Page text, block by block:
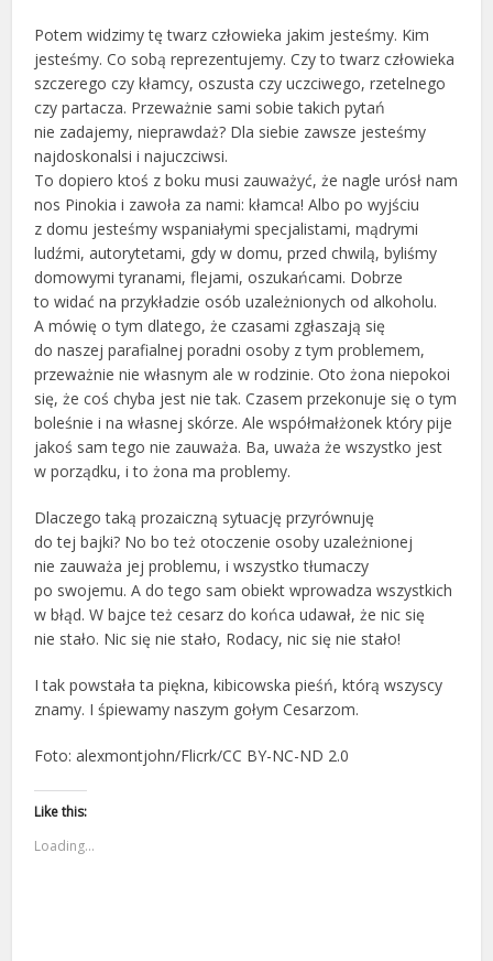
Potem widzimy tę twarz człowieka jakim jesteśmy. Kim
jesteśmy. Co sobą reprezentujemy. Czy to twarz człowieka
szczerego czy kłamcy, oszusta czy uczciwego, rzetelnego
czy partacza. Przeważnie sami sobie takich pytań
nie zadajemy, nieprawdaż? Dla siebie zawsze jesteśmy
najdoskonalsi i najuczciwsi.
To dopiero ktoś z boku musi zauważyć, że nagle urósł nam
nos Pinokia i zawoła za nami: kłamca! Albo po wyjściu
z domu jesteśmy wspaniałymi specjalistami, mądrymi
ludźmi, autorytetami, gdy w domu, przed chwilą, byliśmy
domowymi tyranami, flejami, oszukańcami. Dobrze
to widać na przykładzie osób uzależnionych od alkoholu.
A mówię o tym dlatego, że czasami zgłaszają się
do naszej parafialnej poradni osoby z tym problemem,
przeważnie nie własnym ale w rodzinie. Oto żona niepokoi
się, że coś chyba jest nie tak. Czasem przekonuje się o tym
boleśnie i na własnej skórze. Ale współmałżonek który pije
jakoś sam tego nie zauważa. Ba, uważa że wszystko jest
w porządku, i to żona ma problemy.
Dlaczego taką prozaiczną sytuację przyrównuję
do tej bajki? No bo też otoczenie osoby uzależnionej
nie zauważa jej problemu, i wszystko tłumaczy
po swojemu. A do tego sam obiekt wprowadza wszystkich
w błąd. W bajce też cesarz do końca udawał, że nic się
nie stało. Nic się nie stało, Rodacy, nic się nie stało!
I tak powstała ta piękna, kibicowska pieśń, którą wszyscy
znamy. I śpiewamy naszym gołym Cesarzom.
Foto: alexmontjohn/Flicrk/CC BY-NC-ND 2.0
Like this:
Loading...